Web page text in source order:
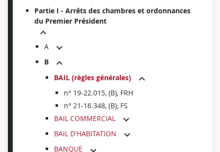
Partie I - Arrêts des chambres et ordonnances
du Premier Président
A
B
BAIL (règles générales)
n° 19-22.015, (B), FRH
n° 21-16.348, (B), FS
BAIL COMMERCIAL
BAIL D'HABITATION
BANQUE